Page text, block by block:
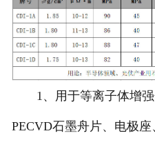
1、用于等离子体增强
PECVD石墨舟片、电极座